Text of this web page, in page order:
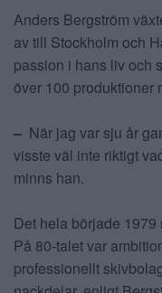
Anders Bergström
av till Stockholm och
passion i hans liv och
över 100 produktioner
– När jag var sju år
visste väl inte riktigt
minns han.
Det hela började 1979
På 80-talet var
professionellt